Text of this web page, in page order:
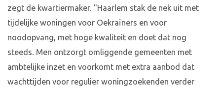
zegt de kwartiermaker. "Haarlem stak de nek uit met
tijdelijke woningen voor Oekraïners en voor
noodopvang, met hoge kwaliteit en doet dat nog
steeds. Men ontzorgt omliggende gemeenten met
ambtelijke inzet en voorkomt met extra aanbod dat
wachttijden voor regulier woningzoekenden verder